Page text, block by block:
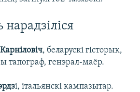
, беларускі гісторык,
тапограф, генэрал-маёр.
і, італьянскі кампазытар.